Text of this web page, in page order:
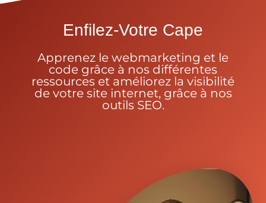
Enfilez-Votre Cape
Apprenez le webmarketing et le
code grâce à nos différentes
ressources et améliorez la visibilité
de votre site internet, grâce à nos
outils SEO.